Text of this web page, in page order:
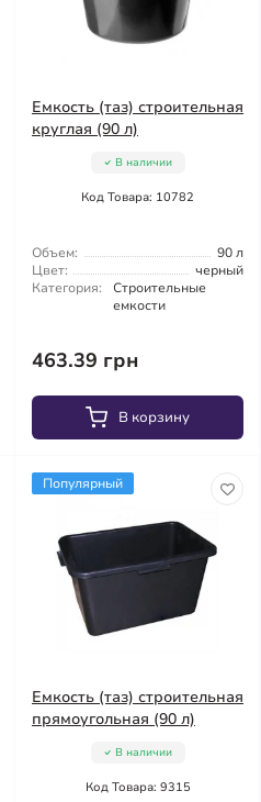
Емкость (таз) строительная
круглая (90 л)
В наличии
Код Товара: 10782
Объем:
90 л
Цвет:
черный
Категория:
Строительные
емкости
463.39 грн
В корзину
Популярный
Емкость (таз) строительная
прямоугольная (90 л)
В наличии
Код Товара: 9315